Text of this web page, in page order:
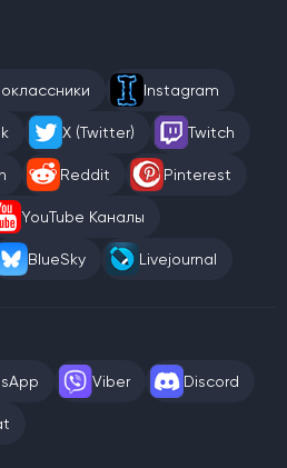
Instagram
X (Twitter) Twitch
Reddit Pinterest
YouTube Каналы
BlueSky Livejournal
Viber Discord